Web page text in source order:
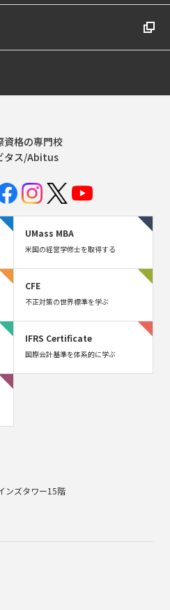
資格の専門校
タス/Abitus
UMass MBA
米国の経営学修士を取得する
CFE
不正対策の世界標準を学ぶ
IFRS Certificate
国際会計基準を体系的に学ぶ
ンズタワー15階